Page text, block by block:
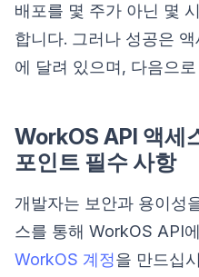
배포를 몇 주가 아닌 몇
합니다. 그러나 성공은
에 달려 있으며, 다음으
WorkOS API 액세
포인트 필수 사항
개발자는 보안과 용이성
스를 통해 WorkOS API
WorkOS 계정을 만드십